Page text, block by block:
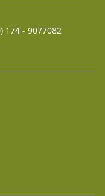
174 - 9077082